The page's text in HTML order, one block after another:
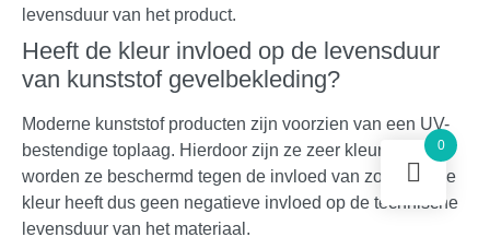
levensduur van het product.
Heeft de kleur invloed op de levensduur
van kunststof gevelbekleding?
Moderne kunststof producten zijn voorzien van een UV-
bestendige toplaag. Hierdoor zijn ze zeer kleurvast en
worden ze beschermd tegen de invloed van zonlicht. De
kleur heeft dus geen negatieve invloed op de technische
levensduur van het materiaal.
0